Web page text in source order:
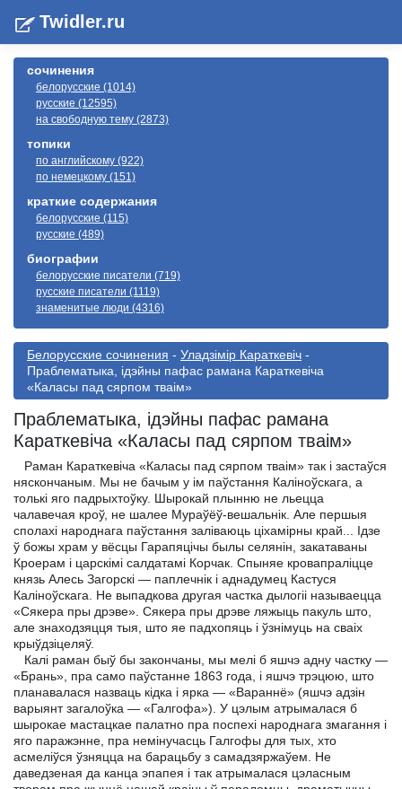
Twidler.ru
сочинения
белорусские (1014)
русские (12595)
на свободную тему (2873)
топики
по английскому (922)
по немецкому (151)
краткие содержания
белорусские (115)
русские (489)
биографии
белорусские писатели (719)
русские писатели (1119)
знаменитые люди (4316)
Белорусские сочинения - Уладзімір Караткевіч -
Праблематыка, ідэйны пафас рамана Караткевіча
«Каласы пад сярпом тваім»
Праблематыка, ідэйны пафас рамана
Караткевіча «Каласы пад сярпом тваім»
Раман Караткевіча «Каласы пад сярпом тваім» так і застаўся
няскончаным. Мы не бачым у ім паўстання Каліноўскага, а
толькі яго падрыхтоўку. Шырокай плынню не льецца
чалавечая кроў, не шалее Мураўёў-вешальнік. Але першыя
сполахі народнага паўстання заліваюць ціхамірны край... Ідзе
ў божы храм у вёсцы Гарапяцічы былы селянін, закатаваны
Кроерам і царскімі салдатамі Корчак. Спыняе кровапраліцце
князь Алесь Загорскі — паплечнік і аднадумец Кастуся
Каліноўскага. Не выпадкова другая частка дылогіі называецца
«Сякера пры дрэве». Сякера пры дрэве ляжыць пакуль што,
але знаходзяцця тыя, што яе падхопяць і ўзнімуць на сваіх
крыўдзіцеляў.
Калі раман быў бы закончаны, мы мелі б яшчэ адну частку —
«Брань», пра само паўстанне 1863 года, і яшчэ трэцюю, што
планавалася назваць кідка і ярка — «Вараннё» (яшчэ адзін
варыянт загалоўка — «Галгофа»). У цэлым атрымалася б
шырокае мастацкае палатно пра поспехі народнага змагання і
яго паражэнне, пра немінучасць Галгофы для тых, хто
асмеліўся ўзняцца на барацьбу з самадзяржаўем. Не
даведзеная да канца эпапея і так атрымалася цэласным